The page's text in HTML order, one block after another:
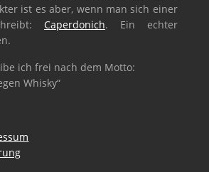
ist es aber, wenn man sich einer
Caperdonich. Ein echter
ich frei nach dem Motto:
Whisky“